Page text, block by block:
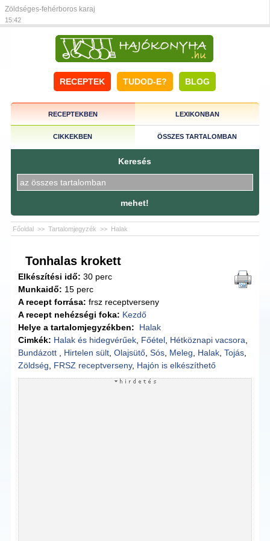
Zöldséges-fehérboros karaj
15:42
RECEPTEK TUDOD-E? BLOG
RECEPTEKBEN LEXIKONBAN
CIKKEKBEN ÖSSZES TARTALOMBAN
Keresés
mehet!
Főoldal >> Tartalomjegyzék >> Halak
Tonhalas krokett
Elkészítési idő: 30 perc
Munkaidő: 15 perc
A recept forrása: frsz receptverseny
A recept nehézségi foka: Kezdő
Helye a tartalomjegyzékben:
Halak
Cimkék: Halak és hidegvérűek Főétel Hétköznapi vacsora
Bundázott
Hirtelen sült ,Olajsütő ,Sós Meleg Halak ,Tojás
Zöldség
FRSZ receptverseny, Hajón is elkészíthető